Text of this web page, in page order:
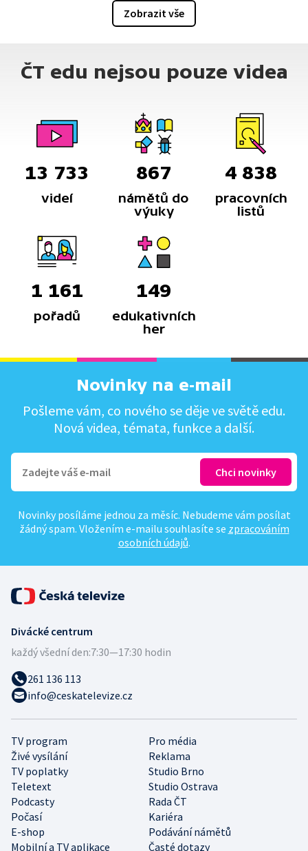
Zobrazit vše
ČT edu nejsou pouze videa
13 733
videí
867
námětů do
výuky
4 838
pracovních
listů
1 161
pořadů
149
edukativních
her
Novinky na e-mail
Pošleme vám, co nového se děje ve světě edu.
Nová videa, témata, funkce a další.
Novinky posíláme jednou za měsíc. Nebudeme vám posílat
žádný spam. Vložením e-mailu souhlasíte se zpracováním
osobních údajů.